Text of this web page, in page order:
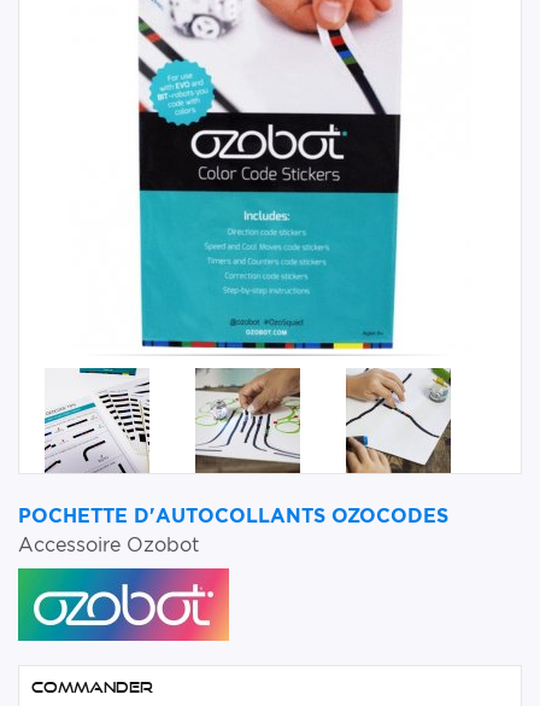
POCHETTE D'AUTOCOLLANTS OZOCODES
Accessoire Ozobot
Commander